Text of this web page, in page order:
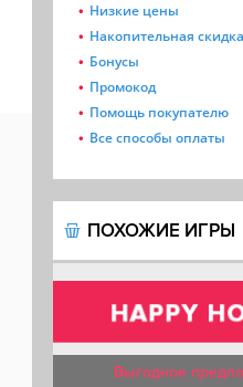
Низкие цены
Накопительная скидка
Бонусы
Промокод
Помощь покупателю
Все способы оплаты
ПОХОЖИЕ ИГРЫ
Выгодное